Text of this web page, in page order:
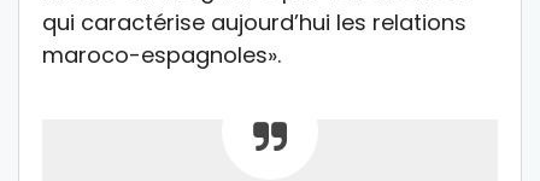
qui caractérise aujourd’hui les relations
maroco-espagnoles».